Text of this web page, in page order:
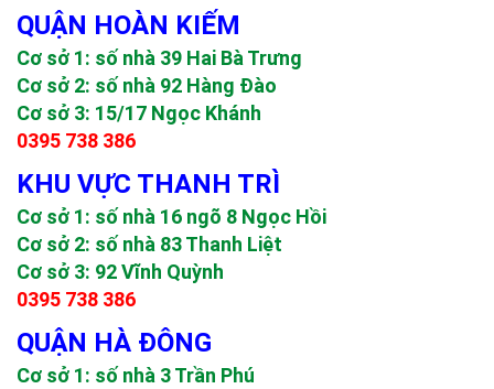
QUẬN HOÀN KIẾM
Cơ sở 1: số nhà 39 Hai Bà Trưng
Cơ sở 2: số nhà 92 Hàng Đào
Cơ sở 3: 15/17 Ngọc Khánh
0395 738 386
KHU VỰC THANH TRÌ
Cơ sở 1: số nhà 16 ngõ 8 Ngọc Hồi
Cơ sở 2: số nhà 83 Thanh Liệt
Cơ sở 3: 92 Vĩnh Quỳnh
0395 738 386
QUẬN HÀ ĐÔNG
Cơ sở 1: số nhà 3 Trần Phú